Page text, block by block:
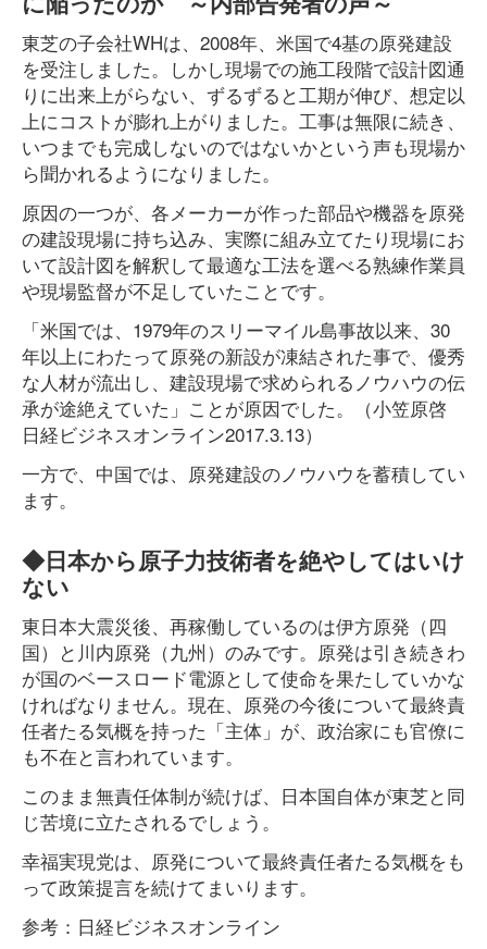
東芝の子会社WHは、2008年、米国で4基の原発建設
を受注しました。しかし現場での施工段階で設計図通
りに出来上がらない、ずるずると工期が伸び、想定以
上にコストが膨れ上がりました。工事は無限に続き、
いつまでも完成しないのではないかという声も現場か
ら聞かれるようになりました。
原因の一つが、各メーカーが作った部品や機器を原発
の建設現場に持ち込み、実際に組み立てたり現場にお
いて設計図を解釈して最適な工法を選べる熟練作業員
や現場監督が不足していたことです。
「米国では、1979年のスリーマイル島事故以来、30
年以上にわたって原発の新設が凍結された事で、優秀
な人材が流出し、建設現場で求められるノウハウの伝
承が途絶えていた」ことが原因でした。（小笠原啓
日経ビジネスオンライン2017.3.13）
一方で、中国では、原発建設のノウハウを蓄積してい
ます。
◆日本から原子力技術者を絶やしてはいけ
ない
東日本大震災後、再稼働しているのは伊方原発（四
国）と川内原発（九州）のみです。原発は引き続きわ
が国のベースロード電源として使命を果たしていかな
ければなりません。現在、原発の今後について最終責
任者たる気概を持った「主体」が、政治家にも官僚に
も不在と言われています。
このまま無責任体制が続けば、日本国自体が東芝と同
じ苦境に立たされるでしょう。
幸福実現党は、原発について最終責任者たる気概をも
って政策提言を続けてまいります。
参考：日経ビジネスオンライン